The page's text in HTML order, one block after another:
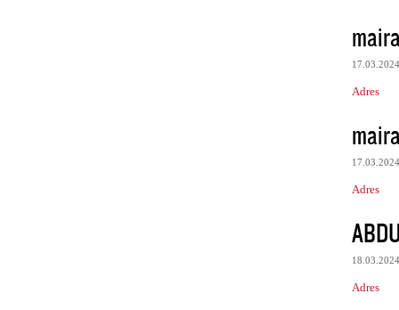
17.03.2024
Adres
17.03.2024
Adres
18.03.2024
Adres